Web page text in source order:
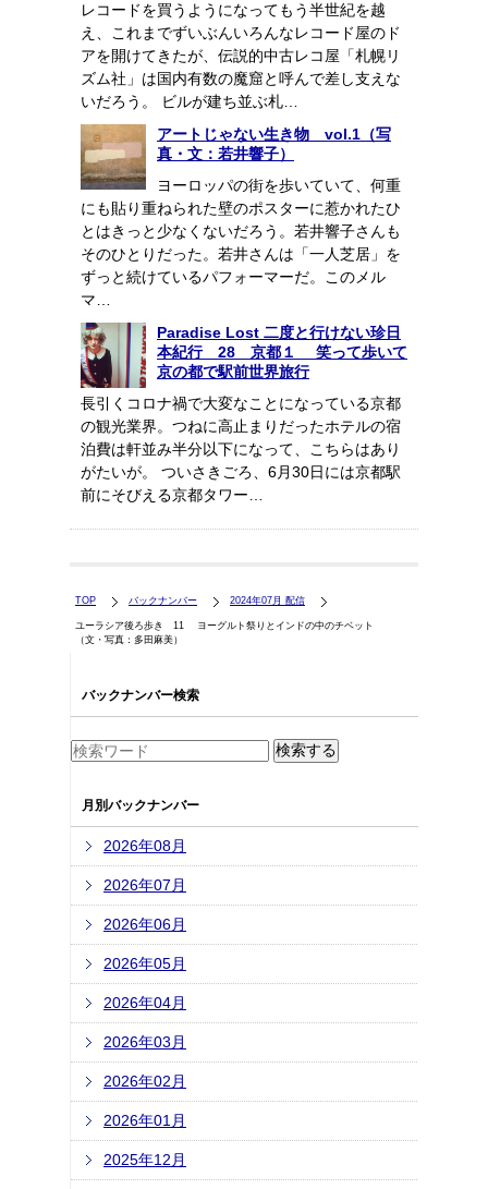
レコードを買うようになってもう半世紀を越
え、これまでずいぶんいろんなレコード屋のド
アを開けてきたが、伝説的中古レコ屋「札幌リ
ズム社」は国内有数の魔窟と呼んで差し支えな
いだろう。 ビルが建ち並ぶ札…
アートじゃない生き物 vol.1（写
真・文：若井響子）
ヨーロッパの街を歩いていて、何重
にも貼り重ねられた壁のポスターに惹かれたひ
とはきっと少なくないだろう。若井響子さんも
そのひとりだった。若井さんは「一人芝居」を
ずっと続けているパフォーマーだ。このメル
マ…
Paradise Lost 二度と行けない珍日
本紀行 28 京都１ 笑って歩いて
京の都で駅前世界旅行
長引くコロナ禍で大変なことになっている京都
の観光業界。つねに高止まりだったホテルの宿
泊費は軒並み半分以下になって、こちらはあり
がたいが。 ついさきごろ、6月30日には京都駅
前にそびえる京都タワー…
TOP バックナンバー 2024年07月 配信
ユーラシア後ろ歩き 11 ヨーグルト祭りとインドの中のチベット
（文・写真：多田麻美）
バックナンバー検索
月別バックナンバー
2026年08月
2026年07月
2026年06月
2026年05月
2026年04月
2026年03月
2026年02月
2026年01月
2025年12月